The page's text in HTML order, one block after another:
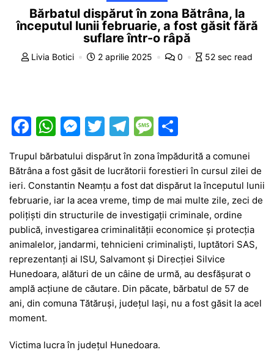
Bărbatul dispărut în zona Bătrâna, la
începutul lunii februarie, a fost găsit fără
suflare într-o râpă
Livia Botici 2 aprilie 2025 0 52 sec read
F
c
e
b
o
o
k
W
at
s
A
p
p
M
e
s
s
e
n
g
er
T
itt
er
T
e
gr
a
m
M
e
s
s
a
g
e
ar
ta
je
a
z
ă
Trupul bărbatului dispărut în zona împădurită a comunei
Bătrâna a fost găsit de lucrătorii forestieri în cursul zilei de
ieri. Constantin Neamțu a fost dat dispărut la începutul lunii
februarie, iar la acea vreme, timp de mai multe zile, zeci de
polițiști din structurile de investigații criminale, ordine
publică, investigarea criminalității economice și protecția
animalelor, jandarmi, tehnicieni criminaliști, luptători SAS,
reprezentanți ai ISU, Salvamont și Direcției Silvice
Hunedoara, alături de un câine de urmă, au desfășurat o
amplă acțiune de căutare. Din păcate, bărbatul de 57 de
ani, din comuna Tătăruși, județul Iași, nu a fost găsit la acel
moment.
Victima lucra în județul Hunedoara.